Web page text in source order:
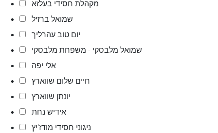
מקהלת חסידי בעלזא
שמואל ברזיל
יום טוב עהרליך
שמואל מלבסקי - משפחת מלבסקי
אלי יפה
חיים שלום שווארץ
יונתן שווארץ
אידיש נחת
ניגוני חסידי מודז'יץ